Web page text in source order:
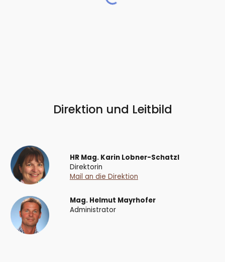
Direktion und Leitbild
HR Mag. Karin Lobner-Schatzl
Direktorin
Mail an die Direktion
Mag. Helmut Mayrhofer
Administrator